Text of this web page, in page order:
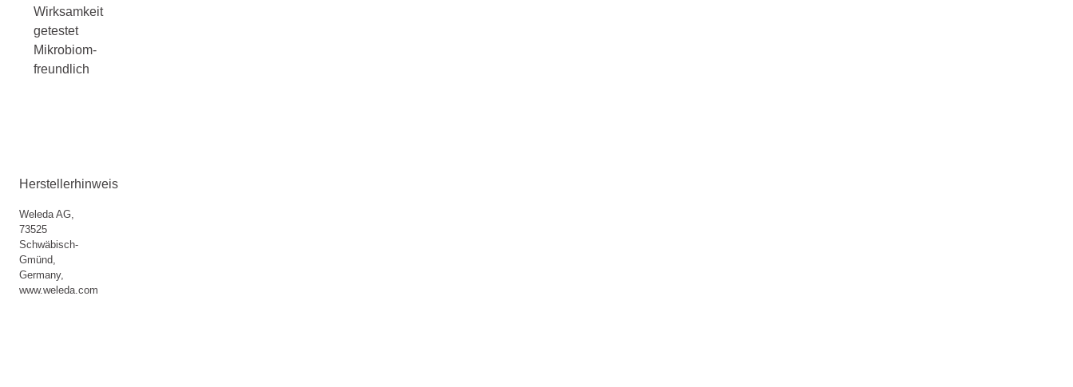
Wirksamkeit
getestet
Mikrobiom-
freundlich
Herstellerhinweis
Weleda AG,
73525
Schwäbisch-
Gmünd,
Germany,
www.weleda.com